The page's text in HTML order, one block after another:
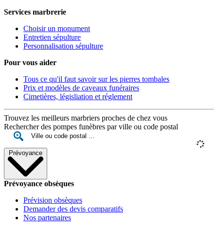
Services marbrerie
Choisir un monument
Entretien sépulture
Personnalisation sépulture
Pour vous aider
Tous ce qu'il faut savoir sur les pierres tombales
Prix et modèles de caveaux funéraires
Cimetières, législiation et réglement
Trouvez les meilleurs marbriers proches de chez vous
Rechercher des pompes funèbres par ville ou code postal
Prévoyance
Prévoyance obsèques
Prévision obsèques
Demander des devis comparatifs
Nos partenaires